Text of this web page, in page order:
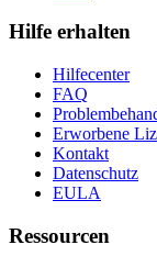
Hilfe erhalten
Hilfecenter
FAQ
Erworbene
Kontakt
Datenschutz
EULA
Ressourcen